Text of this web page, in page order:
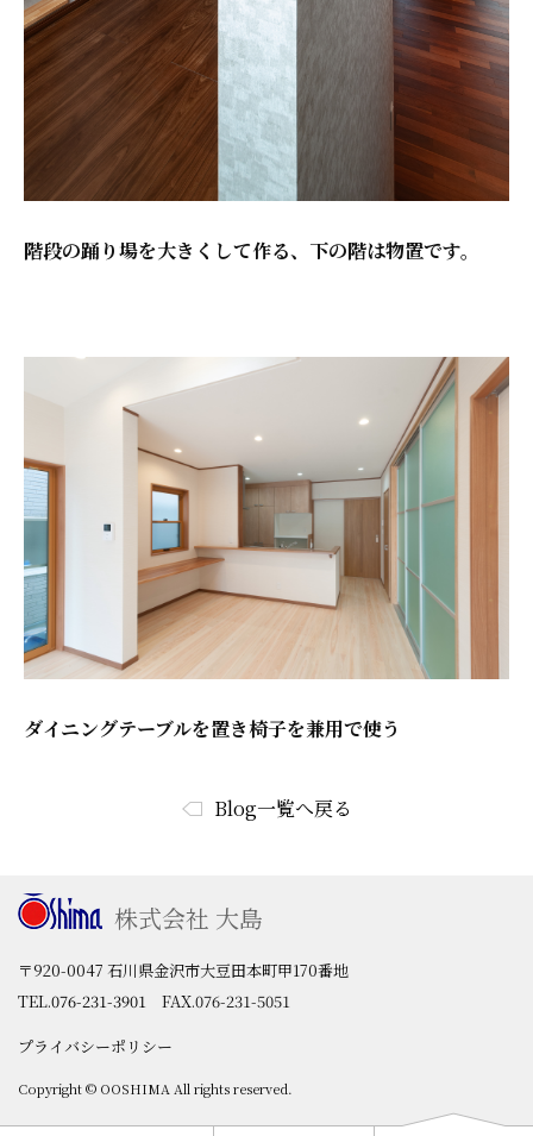
階段の踊り場を大きくして作る、下の階は物置です。
ダイニングテーブルを置き椅子を兼用で使う
Blog一覧へ戻る
株式会社 大島
〒920-0047 石川県金沢市大豆田本町甲170番地
TEL.076-231-3901 FAX.076-231-5051
Copyright © OOSHIMA All rights reserved.
プライバシーポリシー